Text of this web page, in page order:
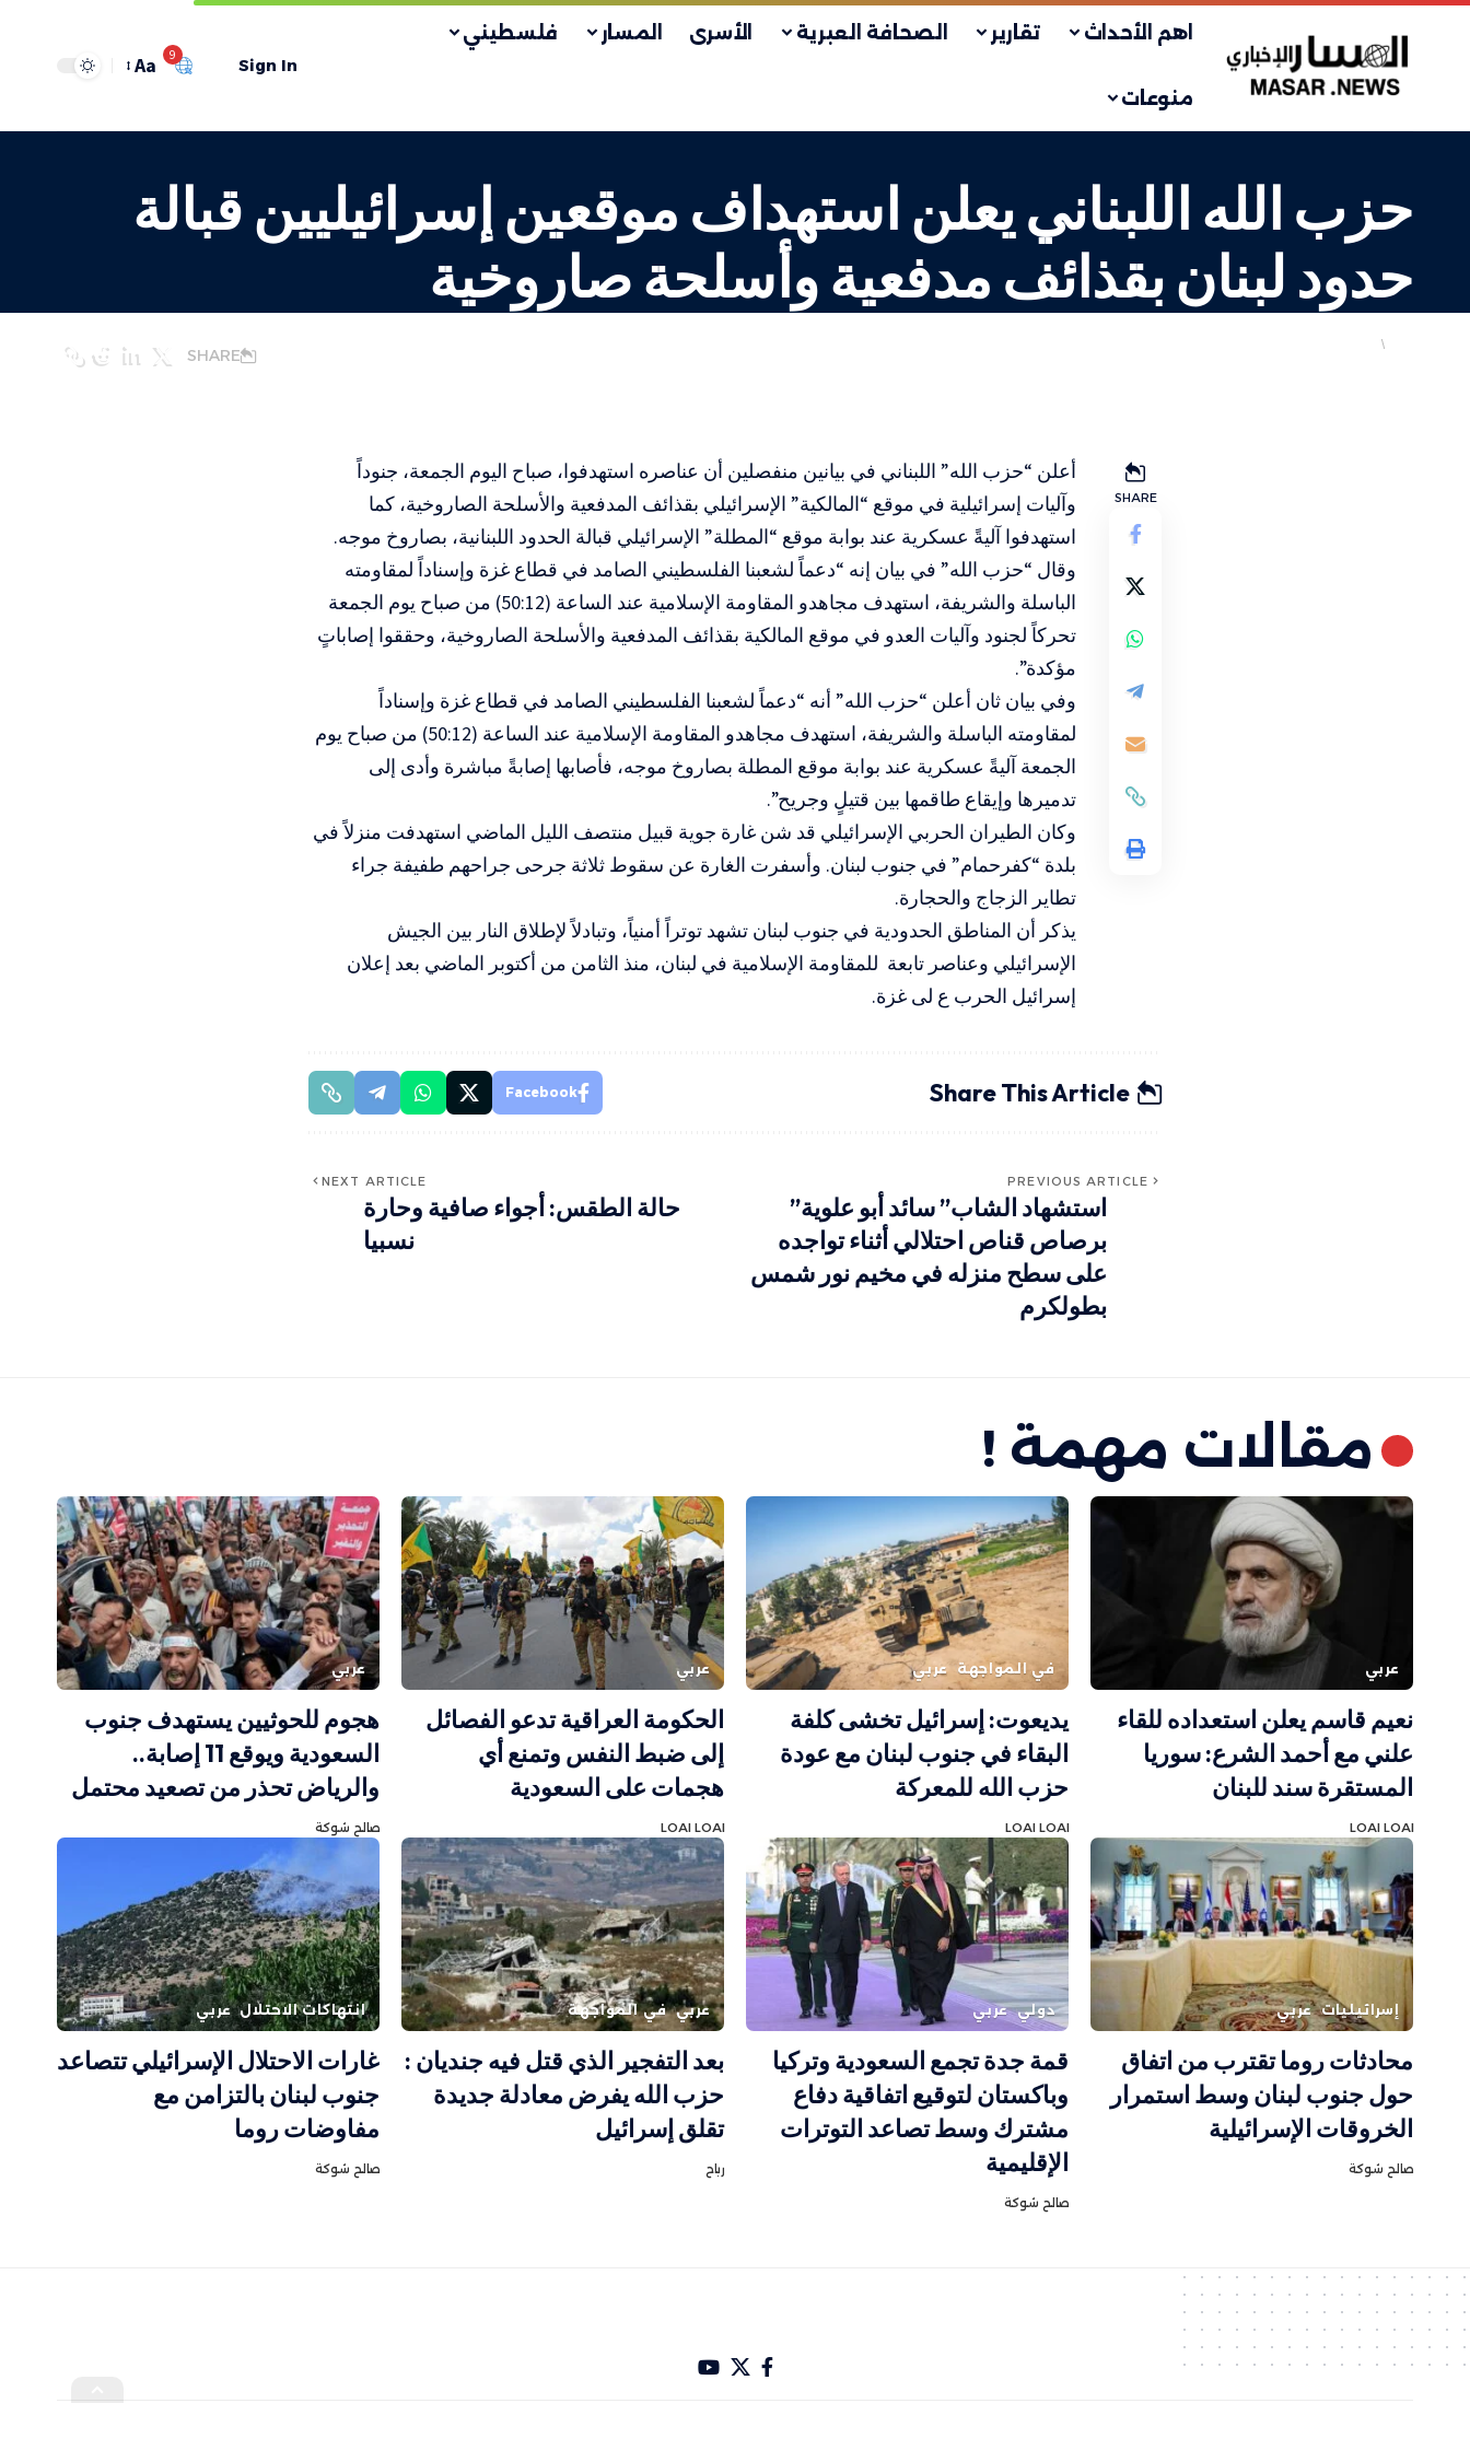
اهم الأحداث تقارير الصحافة العبرية الأسرى المسار فلسطيني
منوعات
Sign In
9
Aa
حزب الله اللبناني يعلن استهداف موقعين إسرائيليين قبالة
حدود لبنان بقذائف مدفعية وأسلحة صاروخية
عربيفي المواجهة
SHARE
SHARE
أعلن “حزب الله” اللبناني في بيانين منفصلين أن عناصره استهدفوا، صباح اليوم الجمعة، جنوداً
وآليات إسرائيلية في موقع “المالكية” الإسرائيلي بقذائف المدفعية والأسلحة الصاروخية، كما
استهدفوا آليةً ‏عسكرية عند بوابة موقع “المطلة” الإسرائيلي قبالة الحدود اللبنانية، بصاروخ موجه.
وقال “حزب الله” في بيان إنه “دعماً لشعبنا الفلسطيني الصامد في قطاع غزة وإسناداً لمقاومته
الباسلة ‌‌‌‏والشريفة، ‏استهدف ‌‌‌‌‌‏مجاهدو ‏المقاومة الإسلامية عند الساعة (50:12) من صباح يوم الجمعة
‏تحركاً لجنود وآليات العدو في موقع المالكية بقذائف المدفعية والأسلحة الصاروخية، وحققوا ‏إصاباتٍ
مؤكدة”.‏
وفي بيان ثان أعلن “حزب الله” أنه “دعماً لشعبنا الفلسطيني الصامد في قطاع غزة وإسناداً
لمقاومته الباسلة ‌‌‌‏والشريفة، ‏استهدف ‌‌‌‌‌‏مجاهدو ‏المقاومة الإسلامية عند الساعة (50:12) من صباح يوم
الجمعة آليةً ‏عسكرية عند بوابة موقع المطلة بصاروخ موجه، فأصابها إصابةً مباشرة وأدى إلى
تدميرها وإيقاع ‏طاقمها بين قتيلٍ وجريح”.
وكان الطيران الحربي الإسرائيلي قد شن غارة جوية قبيل منتصف الليل الماضي استهدفت منزلاً في
بلدة “كفرحمام” في جنوب لبنان. وأسفرت الغارة عن سقوط ثلاثة جرحى جراحهم طفيفة جراء
تطاير الزجاج والحجارة.
يذكر أن المناطق الحدودية في جنوب لبنان تشهد توتراً أمنياً، وتبادلاً لإطلاق النار بين الجيش
الإسرائيلي وعناصر تابعة للمقاومة الإسلامية في لبنان، منذ الثامن من أكتوبر الماضي بعد إعلان
إسرائيل الحرب ع لى غزة.‏
Share This Article
Facebook
PREVIOUS ARTICLE
استشهاد الشاب” سائد أبو علوية”
برصاص قناص احتلالي أثناء تواجده
على سطح منزله في مخيم نور شمس
بطولكرم
NEXT ARTICLE
حالة الطقس: أجواء صافية وحارة
نسبيا
مقالات مهمة !
عربي
نعيم قاسم يعلن استعداده للقاء
علني مع أحمد الشرع: سوريا
المستقرة سند للبنان
LOAI LOAI
في المواجهة عربي
يديعوت: إسرائيل تخشى كلفة
البقاء في جنوب لبنان مع عودة
حزب الله للمعركة
LOAI LOAI
عربي
الحكومة العراقية تدعو الفصائل
إلى ضبط النفس وتمنع أي
هجمات على السعودية
LOAI LOAI
عربي
هجوم للحوثيين يستهدف جنوب
السعودية ويوقع 11 إصابة..
والرياض تحذر من تصعيد محتمل
صالح شوكة
إسرائيليات عربي
محادثات روما تقترب من اتفاق
حول جنوب لبنان وسط استمرار
الخروقات الإسرائيلية
صالح شوكة
دولي عربي
قمة جدة تجمع السعودية وتركيا
وباكستان لتوقيع اتفاقية دفاع
مشترك وسط تصاعد التوترات
الإقليمية
صالح شوكة
عربي في المواجهة
بعد التفجير الذي قتل فيه جنديان :
حزب الله يفرض معادلة جديدة
تقلق إسرائيل
رباح
انتهاكات الاحتلال عربي
غارات الاحتلال الإسرائيلي تتصاعد
جنوب لبنان بالتزامن مع
مفاوضات روما
صالح شوكة